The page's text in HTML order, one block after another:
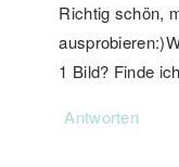
Richtig schön,
1 Bild? Finde
Antworten